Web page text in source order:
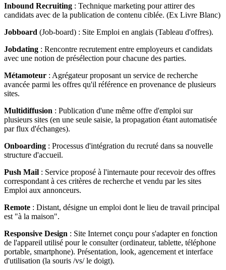
Inbound Recruiting : Technique marketing pour attirer des
candidats avec de la publication de contenu ciblée. (Ex Livre Blanc)
Jobboard (Job-board) : Site Emploi en anglais (Tableau d'offres).
Jobdating : Rencontre recrutement entre employeurs et candidats
avec une notion de présélection pour chacune des parties.
Métamoteur : Agrégateur proposant un service de recherche
avancée parmi les offres qu'il référence en provenance de plusieurs
sites.
Multidiffusion : Publication d'une même offre d'emploi sur
plusieurs sites (en une seule saisie, la propagation étant automatisée
par flux d'échanges).
Onboarding : Processus d'intégration du recruté dans sa nouvelle
structure d'accueil.
Push Mail : Service proposé à l'internaute pour recevoir des offres
correspondant à ces critères de recherche et vendu par les sites
Emploi aux annonceurs.
Remote : Distant, désigne un emploi dont le lieu de travail principal
est "à la maison".
Responsive Design : Site Internet conçu pour s'adapter en fonction
de l'appareil utilisé pour le consulter (ordinateur, tablette, téléphone
portable, smartphone). Présentation, look, agencement et interface
d'utilisation (la souris /vs/ le doigt).